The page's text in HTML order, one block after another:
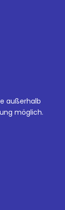
außerhalb
möglich.